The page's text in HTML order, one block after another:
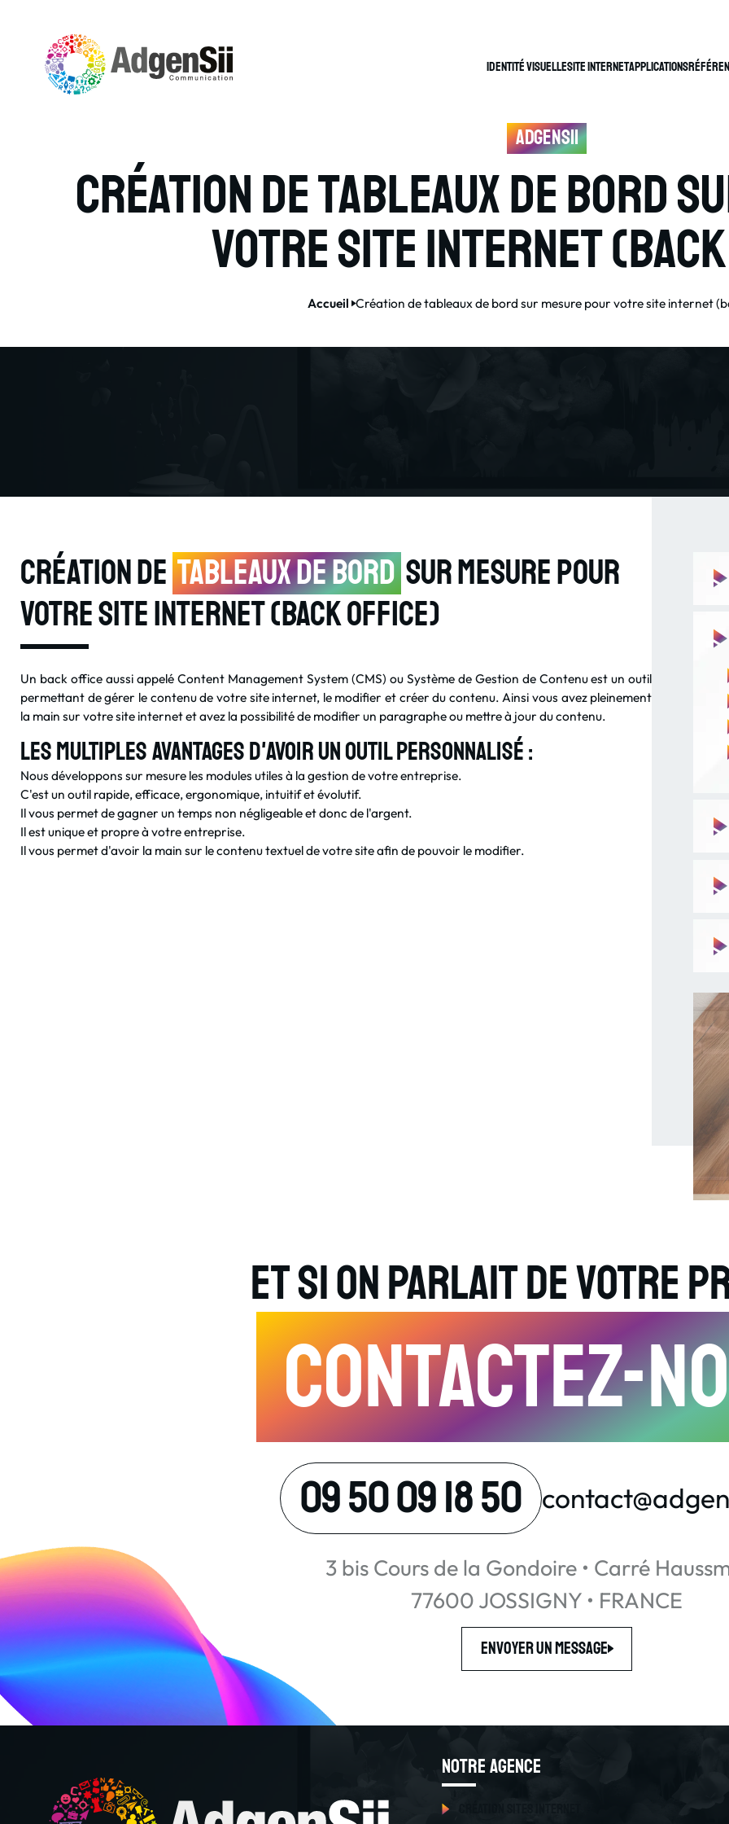
Identité VisuelleSite internetApplications
AdgenSii
Création de tableaux de bord
votre site internet
Accueil Création de tableaux de bord sur mesure pour votre site internet
Création detableaux de bordsur mesure pour
votre site internet (back office)
Un back office aussi appelé Content Management System (CMS) ou Système de Gestion de Contenu est un outil
permettant de gérer le contenu de votre site internet, le modifier et créer du contenu. Ainsi vous avez pleinement
la main sur votre site internet et avez la possibilité de modifier un paragraphe ou mettre à jour du contenu.
Les multiples avantages d'avoir un outil personnalisé :
Nous développons sur mesure les modules utiles à la gestion de votre entreprise.
C'est un outil rapide, efficace, ergonomique, intuitif et évolutif.
Il vous permet de gagner un temps non négligeable et donc de l'argent.
Il est unique et propre à votre entreprise.
Il vous permet d'avoir la main sur le contenu textuel de votre site afin de pouvoir le modifier.
Et si on parlait de votre
Contactez-
09 50 09 18 50
3 bis Cours de la Gondoire • Carré
77600 JOSSIGNY • FRANCE
Envoyer un message
Notre Agence